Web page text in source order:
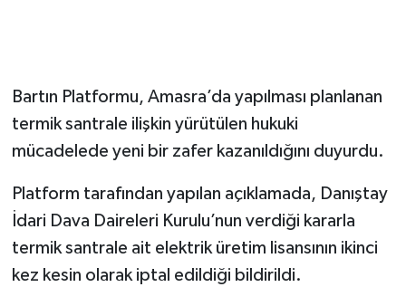
Bartın Platformu, Amasra’da yapılması planlanan
termik santrale ilişkin yürütülen hukuki
mücadelede yeni bir zafer kazanıldığını duyurdu.
Platform tarafından yapılan açıklamada, Danıştay
İdari Dava Daireleri Kurulu’nun verdiği kararla
termik santrale ait elektrik üretim lisansının ikinci
kez kesin olarak iptal edildiği bildirildi.